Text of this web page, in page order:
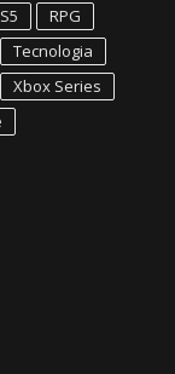
RPG
Tecnologia
Xbox Series